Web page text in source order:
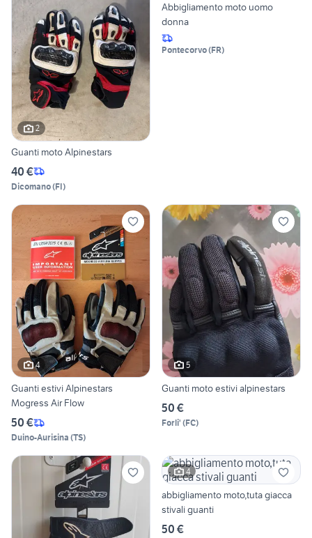
2
Guanti moto Alpinestars
40 €
Dicomano(FI)
Abbigliamento moto uomo
donna
Pontecorvo(FR)
4
Guanti estivi Alpinestars
Mogress Air Flow
50 €
Duino-Aurisina (TS)
5
Guanti moto estivi alpinestars
50 €
Forli' (FC)
4
abbigliamento moto,tuta giacca
stivali guanti
50 €